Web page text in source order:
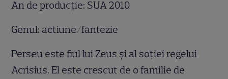
An de producţie: SUA 2010
Genul: actiune/fantezie
Perseu este fiul lui Zeus și al soției regelui
Acrisius. El este crescut de o familie de